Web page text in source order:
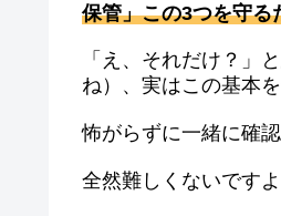
保管」この3つを守る
「え、それだけ？」
ね）、実はこの基本
怖がらずに一緒に確
全然難しくないですよ